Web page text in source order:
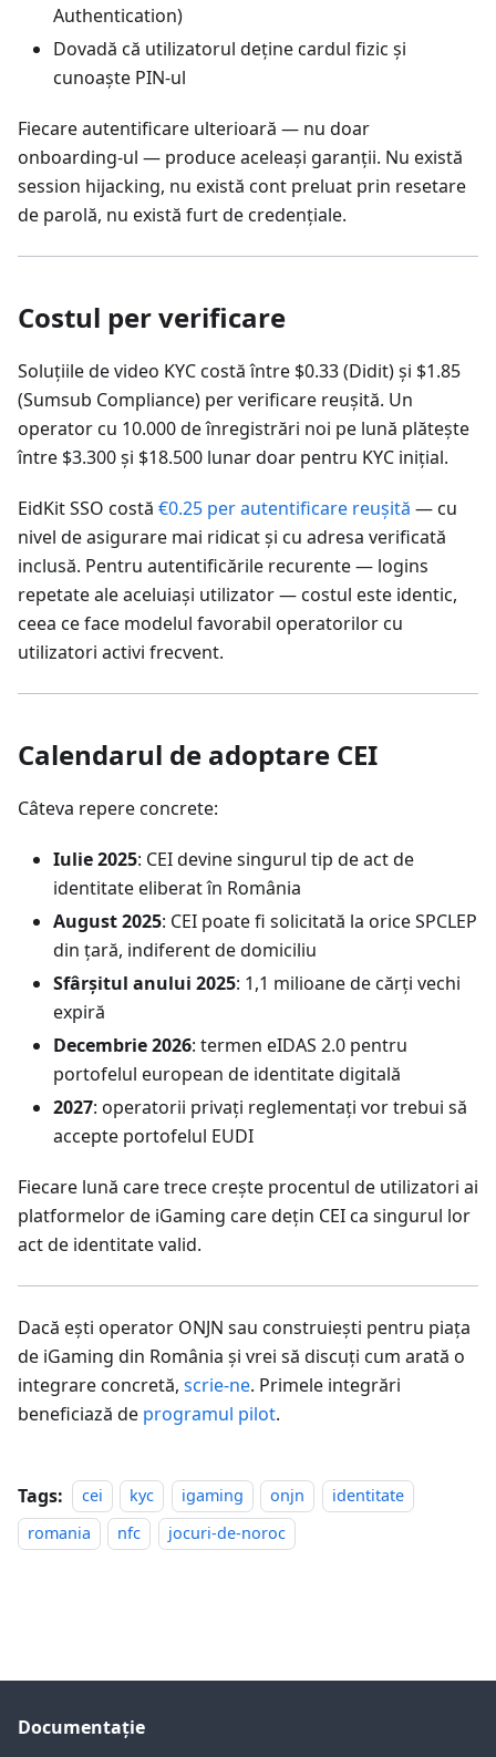
Authentication)
Dovadă că utilizatorul deține cardul fizic și
cunoaște PIN-ul
Fiecare autentificare ulterioară — nu doar
onboarding-ul — produce aceleași garanții. Nu există
session hijacking, nu există cont preluat prin resetare
de parolă, nu există furt de credențiale.
Costul per verificare
Soluțiile de video KYC costă între $0.33 (Didit) și $1.85
(Sumsub Compliance) per verificare reușită. Un
operator cu 10.000 de înregistrări noi pe lună plătește
între $3.300 și $18.500 lunar doar pentru KYC inițial.
EidKit SSO costă €0.25 per autentificare reușită — cu
nivel de asigurare mai ridicat și cu adresa verificată
inclusă. Pentru autentificările recurente — logins
repetate ale aceluiași utilizator — costul este identic,
ceea ce face modelul favorabil operatorilor cu
utilizatori activi frecvent.
Calendarul de adoptare CEI
Câteva repere concrete:
Iulie 2025: CEI devine singurul tip de act de
identitate eliberat în România
August 2025: CEI poate fi solicitată la orice SPCLEP
din țară, indiferent de domiciliu
Sfârșitul anului 2025: 1,1 milioane de cărți vechi
expiră
Decembrie 2026: termen eIDAS 2.0 pentru
portofelul european de identitate digitală
2027: operatorii privați reglementați vor trebui să
accepte portofelul EUDI
Fiecare lună care trece crește procentul de utilizatori ai
platformelor de iGaming care dețin CEI ca singurul lor
act de identitate valid.
Dacă ești operator ONJN sau construiești pentru piața
de iGaming din România și vrei să discuți cum arată o
integrare concretă, scrie-ne. Primele integrări
beneficiază de programul pilot.
Tags: cei kyc igaming onjn
identitate
romania
nfc jocuri-de-noroc
Documentație